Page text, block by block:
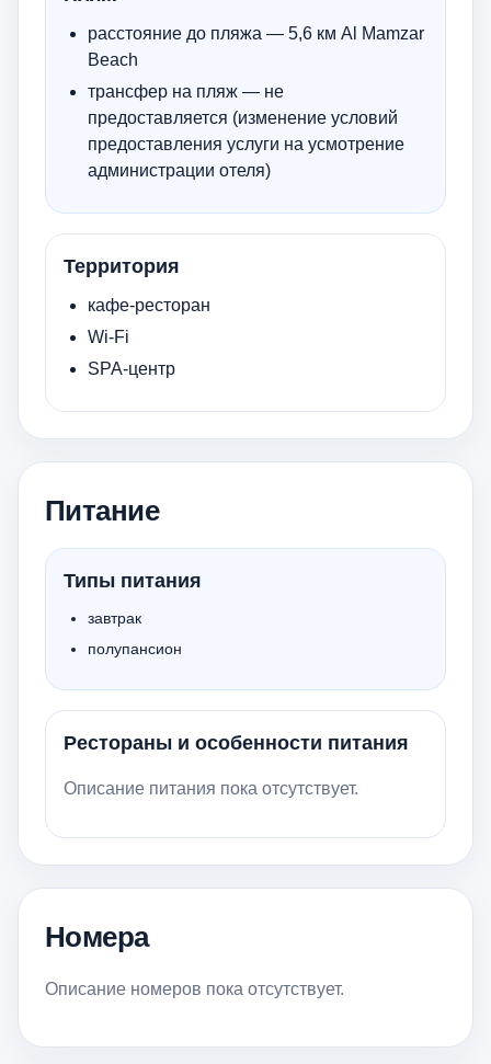
расстояние до пляжа — 5,6 км Al Mamzar
Beach
трансфер на пляж — не
предоставляется (изменение условий
предоставления услуги на усмотрение
администрации отеля)
Территория
кафе-ресторан
Wi-Fi
SPA-центр
Питание
Типы питания
завтрак
полупансион
Рестораны и особенности питания
Описание питания пока отсутствует.
Номера
Описание номеров пока отсутствует.